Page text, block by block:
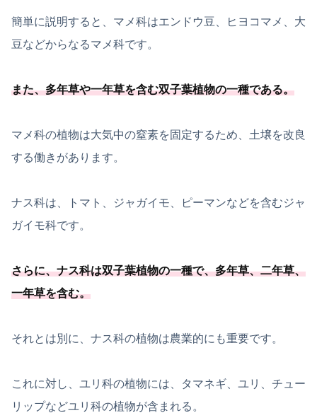
簡単に説明すると、マメ科はエンドウ豆、ヒヨコマメ、大
豆などからなるマメ科です。
また、多年草や一年草を含む双子葉植物の一種である。
マメ科の植物は大気中の窒素を固定するため、土壌を改良
する働きがあります。
ナス科は、トマト、ジャガイモ、ピーマンなどを含むジャ
ガイモ科です。
さらに、ナス科は双子葉植物の一種で、多年草、二年草、
一年草を含む。
それとは別に、ナス科の植物は農業的にも重要です。
これに対し、ユリ科の植物には、タマネギ、ユリ、チュー
リップなどユリ科の植物が含まれる。